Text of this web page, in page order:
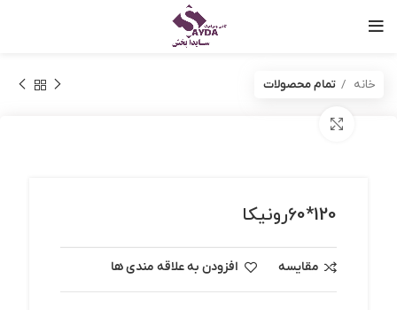
خانه تمام محصولات
120*60رونیکا
مقایسه افزودن به علاقه مندی ها